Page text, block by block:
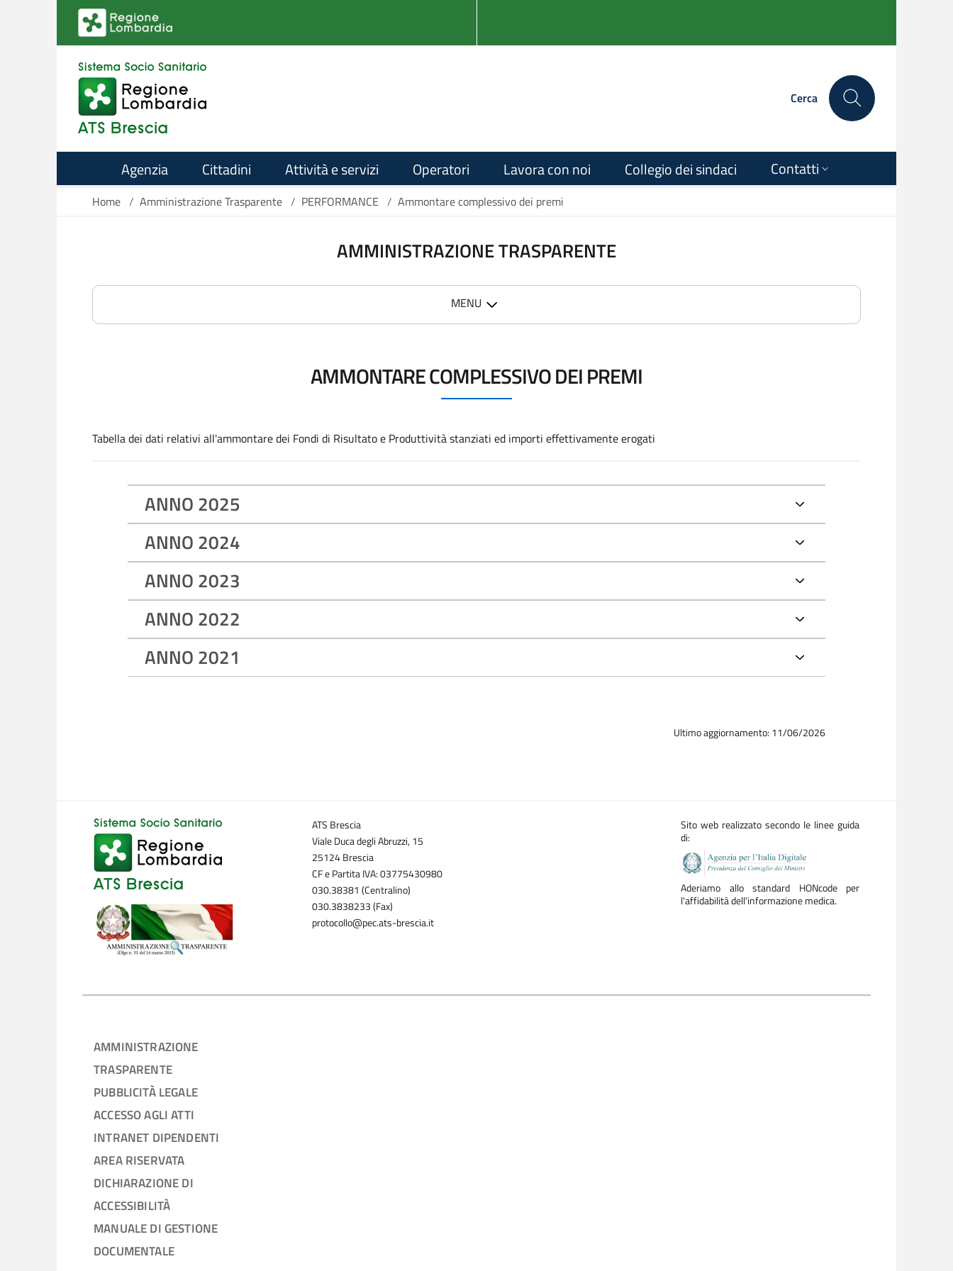
Salta al contenuto principale
Cerca
Agenzia Cittadini Attività e servizi Operatori Lavora con noi Collegio dei sindaci Contatti
Home / Amministrazione Trasparente / PERFORMANCE / Ammontare complessivo dei premi
AMMINISTRAZIONE TRASPARENTE
MENU
AMMONTARE COMPLESSIVO DEI PREMI
Tabella dei dati relativi all'ammontare dei Fondi di Risultato e Produttività stanziati ed importi effettivamente erogati
ANNO 2025
ANNO 2024
ANNO 2023
ANNO 2022
ANNO 2021
Ultimo aggiornamento: 11/06/2026
ATS Brescia
Viale Duca degli Abruzzi, 15
25124 Brescia
CF e Partita IVA: 03775430980
030.38381 (Centralino)
030.3838233 (Fax)
protocollo@pec.ats-brescia.it
Sito web realizzato secondo le linee guida
di:
Aderiamo allo standard HONcode per
l'affidabilità dell'informazione medica.
AMMINISTRAZIONE
TRASPARENTE
PUBBLICITÀ LEGALE
ACCESSO AGLI ATTI
INTRANET DIPENDENTI
AREA RISERVATA
DICHIARAZIONE DI
ACCESSIBILITÀ
MANUALE DI GESTIONE
DOCUMENTALE